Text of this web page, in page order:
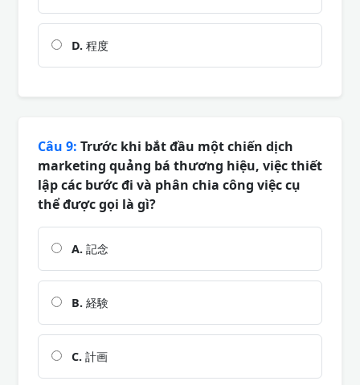
D. 程度
Câu 9: Trước khi bắt đầu một chiến dịch
marketing quảng bá thương hiệu, việc thiết
lập các bước đi và phân chia công việc cụ
thể được gọi là gì?
A. 記念
B. 経験
C. 計画